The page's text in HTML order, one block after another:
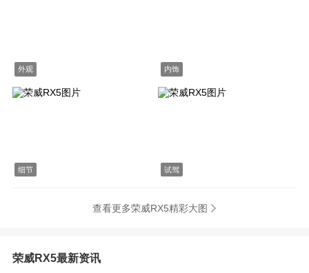
外观 内饰
细节 试驾
查看更多荣威RX5精彩大图
荣威RX5最新资讯